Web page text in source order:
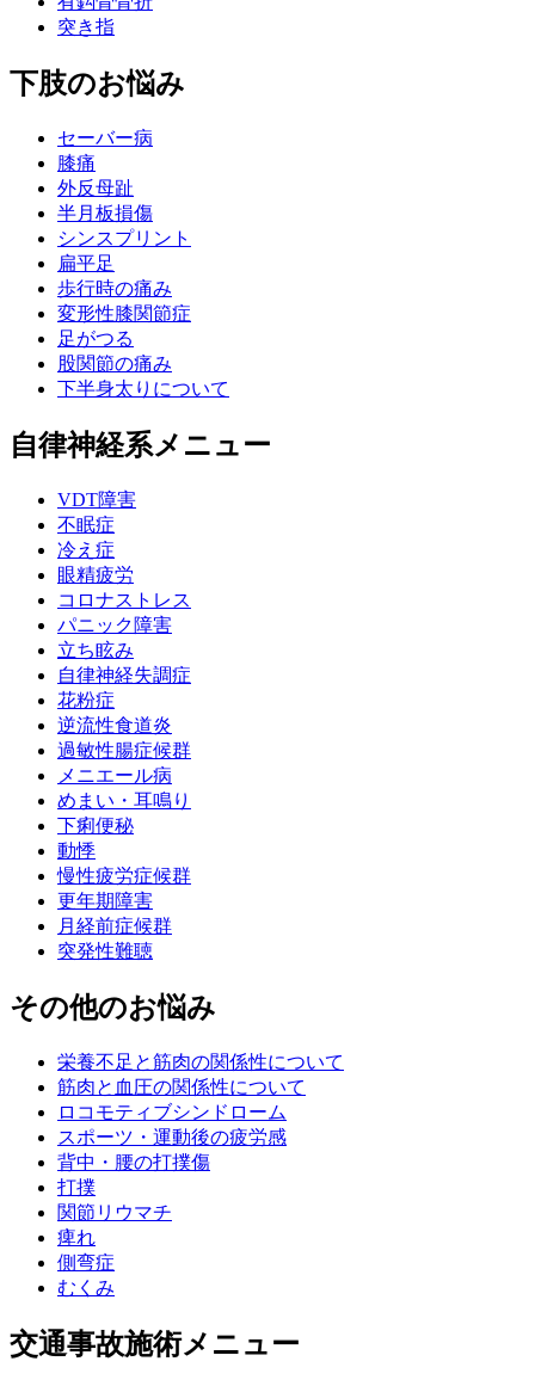
突き指
下肢のお悩み
セーバー病
膝痛
外反母趾
半月板損傷
シンスプリント
扁平足
歩行時の痛み
変形性膝関節症
足がつる
股関節の痛み
下半身太りについて
自律神経系メニュー
VDT障害
不眠症
冷え症
眼精疲労
コロナストレス
パニック障害
立ち眩み
自律神経失調症
花粉症
逆流性食道炎
過敏性腸症候群
メニエール病
めまい・耳鳴り
下痢便秘
動悸
慢性疲労症候群
更年期障害
月経前症候群
突発性難聴
その他のお悩み
栄養不足と筋肉の関係性について
筋肉と血圧の関係性について
ロコモティブシンドローム
スポーツ・運動後の疲労感
背中・腰の打撲傷
打撲
関節リウマチ
痺れ
側弯症
むくみ
交通事故施術メニュー